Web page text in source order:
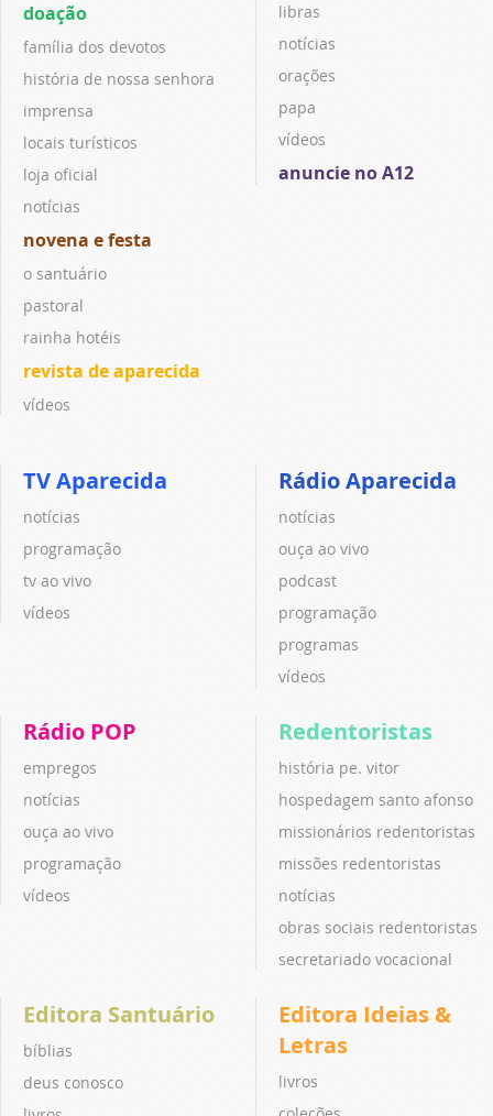
doação
família dos devotos
história de nossa senhora
imprensa
locais turísticos
loja oficial
notícias
novena e festa
o santuário
pastoral
rainha hotéis
revista de aparecida
vídeos
libras
notícias
orações
papa
vídeos
anuncie no A12
TV Aparecida
notícias
programação
tv ao vivo
vídeos
Rádio Aparecida
notícias
ouça ao vivo
podcast
programação
programas
vídeos
Rádio POP
empregos
notícias
ouça ao vivo
programação
vídeos
Redentoristas
história pe. vitor
hospedagem santo afonso
missionários redentoristas
missões redentoristas
notícias
obras sociais redentoristas
secretariado vocacional
Editora Santuário
bíblias
deus conosco
Editora Ideias &
Letras
livros